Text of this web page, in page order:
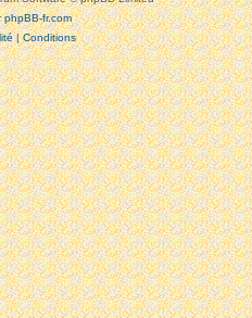
phpBB-fr.com
|Conditions